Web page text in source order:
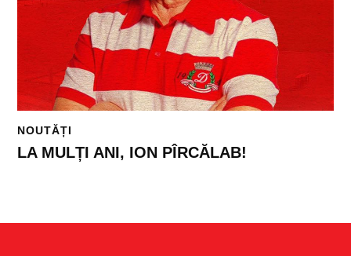
NOUTĂȚI
LA MULȚI ANI, ION PÎRCĂLAB!